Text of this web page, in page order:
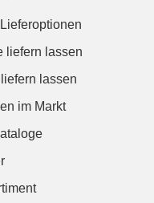
liefern lassen
lassen
im Markt